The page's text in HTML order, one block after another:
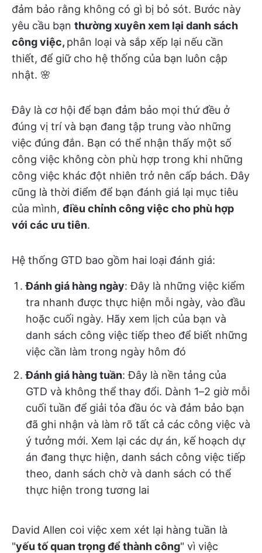
đảm bảo rằng không có gì bị bỏ sót. Bước này
yêu cầu bạn thường xuyên xem lại danh sách
công việc, phân loại và sắp xếp lại nếu cần
thiết, để giữ cho hệ thống của bạn luôn cập
nhật. 🌸
Đây là cơ hội để bạn đảm bảo mọi thứ đều ở
đúng vị trí và bạn đang tập trung vào những
việc đúng đắn. Bạn có thể nhận thấy một số
công việc không còn phù hợp trong khi những
công việc khác đột nhiên trở nên cấp bách. Đây
cũng là thời điểm để bạn đánh giá lại mục tiêu
của mình, điều chỉnh công việc cho phù hợp
với các ưu tiên.
Hệ thống GTD bao gồm hai loại đánh giá:
Đánh giá hàng ngày: Đây là những việc kiểm
tra nhanh được thực hiện mỗi ngày, vào đầu
hoặc cuối ngày. Hãy xem lịch của bạn và
danh sách công việc tiếp theo để biết những
việc cần làm trong ngày hôm đó
Đánh giá hàng tuần: Đây là nền tảng của
GTD và không thể thay đổi. Dành 1–2 giờ mỗi
cuối tuần để giải tỏa đầu óc và đảm bảo bạn
đã ghi nhận và làm rõ tất cả các công việc và
ý tưởng mới. Xem lại các dự án, kế hoạch dự
án đang thực hiện, danh sách công việc tiếp
theo, danh sách chờ và danh sách có thể
thực hiện trong tương lai
David Allen coi việc xem xét lại hàng tuần là
"yếu tố quan trọng để thành công" vì việc